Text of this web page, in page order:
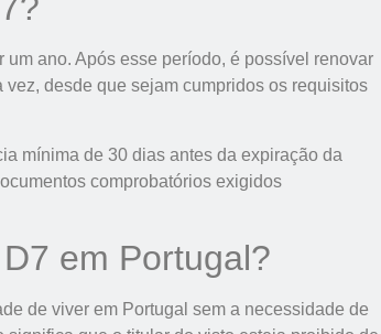
ano. Após esse período, é possível renovar
desde que sejam cumpridos os requisitos
mínima de 30 dias antes da expiração da
comprobatórios exigidos
em Portugal?
de viver em Portugal sem a necessidade de